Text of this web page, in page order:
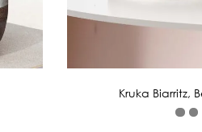
Kruka Biarritz,